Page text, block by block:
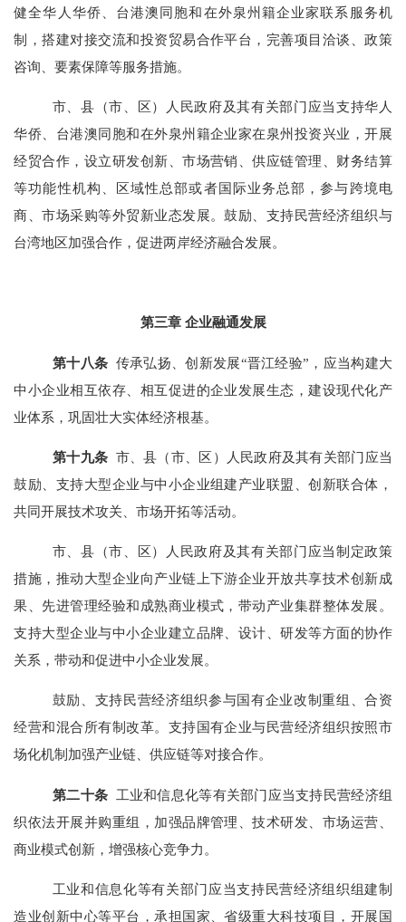
健全华人华侨、台港澳同胞和在外泉州籍企业家联系服务机
制，搭建对接交流和投资贸易合作平台，完善项目洽谈、政策
咨询、要素保障等服务措施。
市、县（市、区）人民政府及其有关部门应当支持华人
华侨、台港澳同胞和在外泉州籍企业家在泉州投资兴业，开展
经贸合作，设立研发创新、市场营销、供应链管理、财务结算
等功能性机构、区域性总部或者国际业务总部，参与跨境电
商、市场采购等外贸新业态发展。鼓励、支持民营经济组织与
台湾地区加强合作，促进两岸经济融合发展。
第三章 企业融通发展
第十八条 传承弘扬、创新发展“晋江经验”，应当构建大
中小企业相互依存、相互促进的企业发展生态，建设现代化产
业体系，巩固壮大实体经济根基。
第十九条 市、县（市、区）人民政府及其有关部门应当
鼓励、支持大型企业与中小企业组建产业联盟、创新联合体，
共同开展技术攻关、市场开拓等活动。
市、县（市、区）人民政府及其有关部门应当制定政策
措施，推动大型企业向产业链上下游企业开放共享技术创新成
果、先进管理经验和成熟商业模式，带动产业集群整体发展。
支持大型企业与中小企业建立品牌、设计、研发等方面的协作
关系，带动和促进中小企业发展。
鼓励、支持民营经济组织参与国有企业改制重组、合资
经营和混合所有制改革。支持国有企业与民营经济组织按照市
场化机制加强产业链、供应链等对接合作。
第二十条 工业和信息化等有关部门应当支持民营经济组
织依法开展并购重组，加强品牌管理、技术研发、市场运营、
商业模式创新，增强核心竞争力。
工业和信息化等有关部门应当支持民营经济组织组建制
造业创新中心等平台，承担国家、省级重大科技项目，开展国